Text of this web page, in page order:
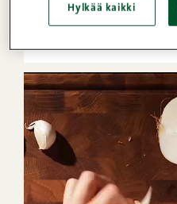
1
Hylkää kaikki